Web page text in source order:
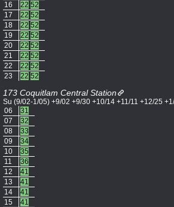
16
22 52
17
22 52
18
22 52
19
22 52
20
22 52
21
22 52
22
22 52
23
22 52
173 Coquitlam Central Station
Su (9/02-1/05) +9/02 +9/30 +10/14 +11/11 +12/25
06
31
07
32
08
33
09
34
10
35
11
36
12
41
13
41
14
41
15
41